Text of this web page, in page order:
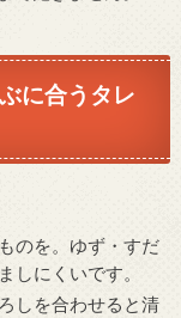
に合うタレ
のを。ゆず・すだ
しにくいです。
しを合わせると清